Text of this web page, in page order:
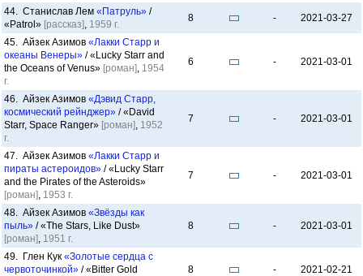
44. Станислав Лем «Патруль» /
«Patrol» [рассказ], 1959 г.
8 - 2021-03-27
45. Айзек Азимов «Лакки Старр и
океаны Венеры» / «Lucky Starr and
the Oceans of Venus» [роман], 1954
г.
6 - 2021-03-01
46. Айзек Азимов «Дэвид Старр,
космический рейнджер» / «David
Starr, Space Ranger» [роман], 1952
г.
7 - 2021-03-01
47. Айзек Азимов «Лакки Старр и
пираты астероидов» / «Lucky Starr
and the Pirates of the Asteroids»
[роман], 1953 г.
7 - 2021-03-01
48. Айзек Азимов «Звёзды как
пыль» / «The Stars, Like Dust»
[роман], 1951 г.
8 - 2021-03-01
49. Глен Кук «Золотые сердца с
червоточинкой» / «Bitter Gold
8 - 2021-02-21